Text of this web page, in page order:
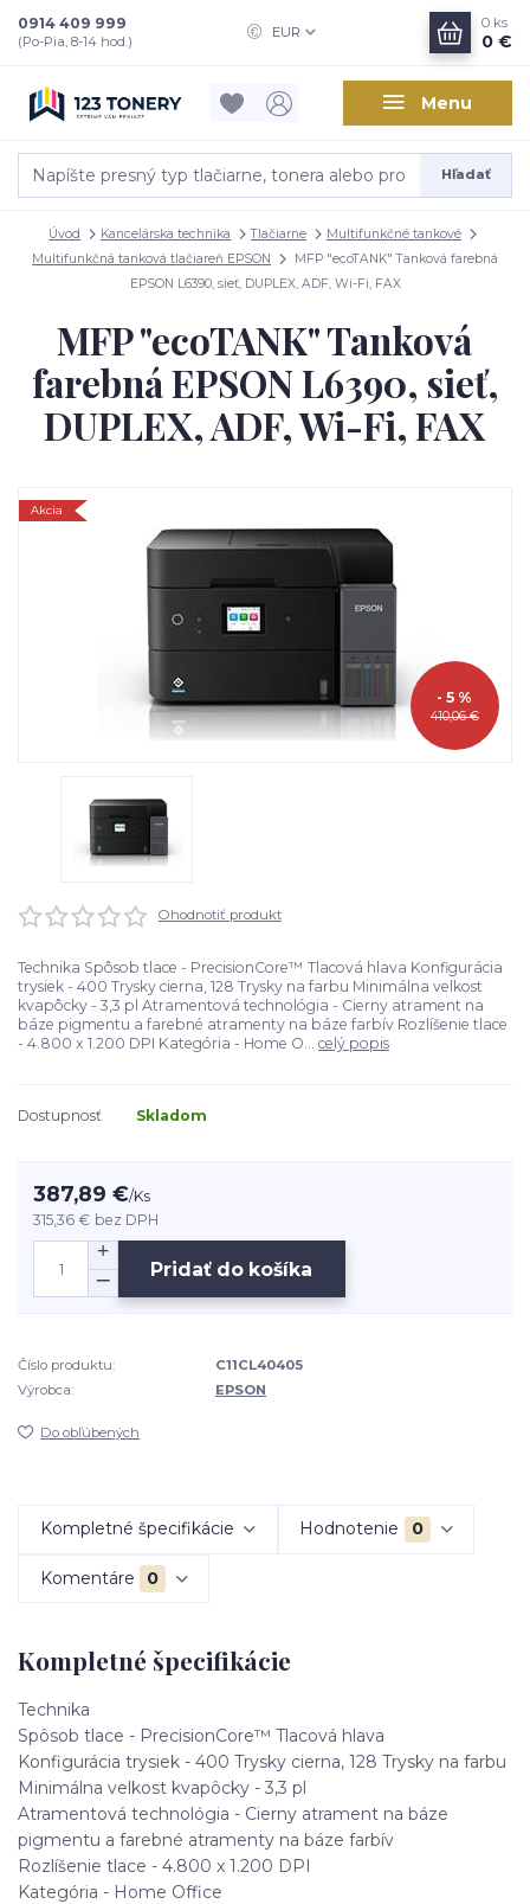
Menu
EUR
Hľadať
0914 409 999
(Po-Pia, 8-14 hod.)
0 ks
0 €
Úvod Kancelárska technika Tlačiarne
Multifunkčné tankové
Multifunkčná tanková tlačiareň EPSON
MFP "ecoTANK" Tanková farebná
EPSON L6390, sieť, DUPLEX, ADF, Wi-Fi, FAX
MFP "ecoTANK" Tanková
farebná EPSON L6390, sieť,
DUPLEX, ADF, Wi-Fi, FAX
Akcia
410,06 €
- 5 %
Ohodnotiť produkt
Technika Spôsob tlace - PrecisionCore™ Tlacová hlava Konfigurácia
trysiek - 400 Trysky cierna, 128 Trysky na farbu Minimálna velkost
kvapôcky - 3,3 pl Atramentová technológia - Cierny atrament na
báze pigmentu a farebné atramenty na báze farbív Rozlíšenie tlace
- 4.800 x 1.200 DPI Kategória - Home O... celý popis
Dostupnosť Skladom
387,89 €/Ks
315,36 € bez DPH
Pridať do košíka
Číslo produktu:
C11CL40405
Výrobca:
EPSON
Do obľúbených
Kompletné špecifikácie Hodnotenie 0
Komentáre 0
Kompletné špecifikácie
Technika
Spôsob tlace - PrecisionCore™ Tlacová hlava
Konfigurácia trysiek - 400 Trysky cierna, 128 Trysky na farbu
Minimálna velkost kvapôcky - 3,3 pl
Atramentová technológia - Cierny atrament na báze
pigmentu a farebné atramenty na báze farbív
Rozlíšenie tlace - 4.800 x 1.200 DPI
Kategória - Home Office